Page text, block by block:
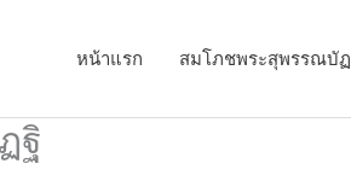
หน้าแรก สมโภชพระสุพรรณบัฏ
ฐิ